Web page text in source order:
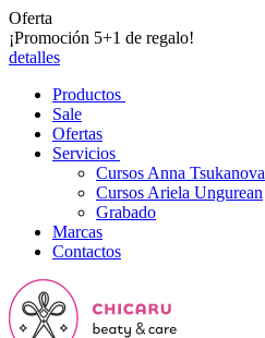
Oferta
¡Promoción 5+1 de regalo!
detalles
Productos
Sale
Ofertas
Servicios
Cursos Anna Tsukanova
Cursos Ariela Ungurean
Grabado
Marcas
Contactos